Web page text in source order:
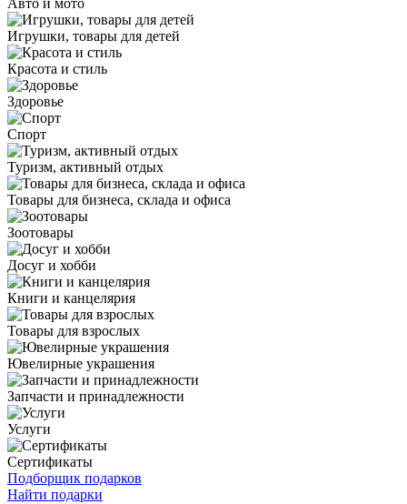
Авто и мото
Игрушки, товары для детей
Красота и стиль
Здоровье
Спорт
Туризм, активный отдых
Товары для бизнеса, склада и офиса
Зоотовары
Досуг и хобби
Книги и канцелярия
Товары для взрослых
Ювелирные украшения
Запчасти и принадлежности
Услуги
Сертификаты
Подборщик подарков
Найти подарки